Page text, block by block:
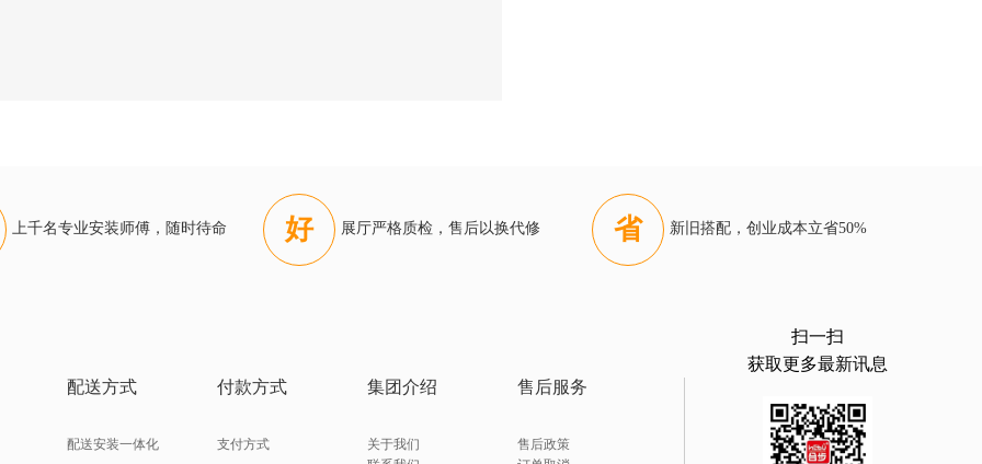
上千名专业安装师傅，随时待命 好 展厅严格质检，售后以换代修 省 新旧搭配，创业成本立省50%
配送方式
配送安装一体化
付款方式
支付方式
集团介绍
关于我们
售后服务
售后政策
扫一扫
获取更多最新讯息